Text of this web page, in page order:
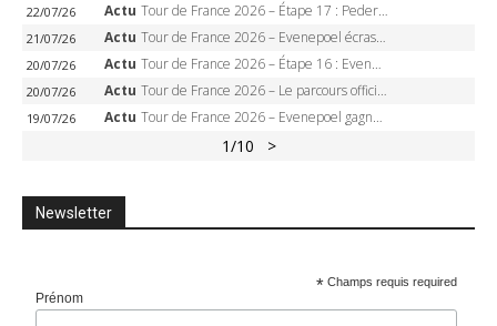
22/07/26 Actu Tour de France 2026 – Étape 17 : Pedersen peut-il verrouiller le maillot vert à Voiron ?
21/07/26 Actu Tour de France 2026 – Evenepoel écrase le chrono d’Évian, Seixas 4e, Lipowitz abandonne
20/07/26 Actu Tour de France 2026 – Étape 16 : Evenepoel, Pogacar, Ganna… qui domptera le chrono d’Évian pour redessiner le podium ?
20/07/26 Actu Tour de France 2026 – Le parcours officiel complet : 21 étapes, profils, carte et dates
19/07/26 Actu Tour de France 2026 – Evenepoel gagne à Solaison, Vingegaard abandonne, Pogacar toujours en jaune
1/10 >
Newsletter
* Champs requis required
Prénom